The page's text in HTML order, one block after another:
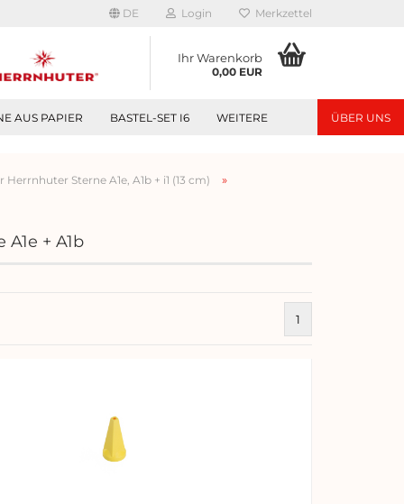
DE Login Merkzettel
Ihr Warenkorb
0,00 EUR
AUS PAPIER BASTEL-SET I6 ÜBER UNS
WEITERE
Herrnhuter Sterne A1e, A1b + i1 (13 cm) »
+ A1b
1